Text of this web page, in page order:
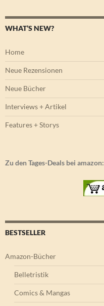
WHAT’S NEW?
Home
Neue Rezensionen
Neue Bücher
Interviews + Artikel
Features + Storys
Zu den Tages-Deals bei amazon:
BESTSELLER
Amazon-Bücher
Belletristik
Comics & Mangas